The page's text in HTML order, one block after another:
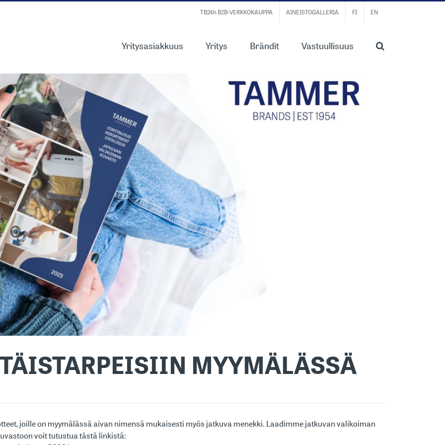
TB24h B2B-VERKKOKAUPPA AINEISTOGALLERIA FI EN
Yritysasiakkuus Yritys Brändit Vastuullisuus
MYYMÄLÄSSÄ
joille on myymälässä aivan nimensä mukaisesti myös jatkuva menekki. Laadimme jatkuvan valikoiman
voit tutustua tästä linkistä: